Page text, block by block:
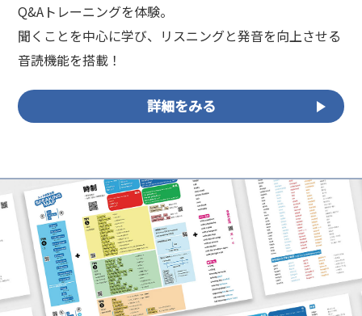
Q&Aトレーニングを体験。
聞くことを中心に学び、リスニングと発音を向上させる
音読機能を搭載！
詳細をみる